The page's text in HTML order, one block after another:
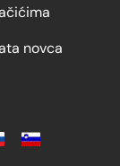
novca